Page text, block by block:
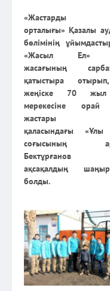
«Жастарды
орталығы» Қазалы
бөлімінің
«Жасыл Ел»
жасағының
қатыстыра
жеңіске 70
мерекесіне орай
жастары
қаласындағы «Ұлы
соғысының
Бектұрғанов
ақсақалдың
болды.